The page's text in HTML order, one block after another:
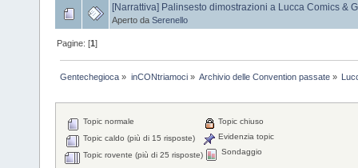
[Narrattiva] Palinsesto dimostrazioni a Lucca Comics &
Aperto da Serenello
Pagine: [1]
Gentechegioca » inCONtriamoci» Archivio delle Convention passate»
Topic normale
Topic caldo (più di 15 risposte)
Topic rovente (più di 25 risposte)
Topic chiuso
Evidenzia topic
Sondaggio